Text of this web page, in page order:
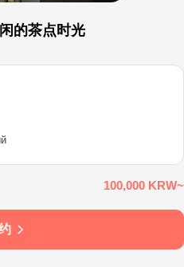
的茶点时光
100,000 KRW~